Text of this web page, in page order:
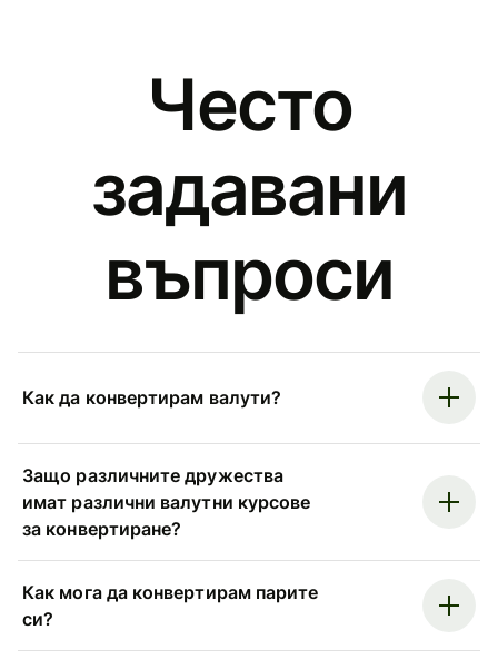
Често
задавани
въпроси
Как да конвертирам валути?
Защо различните дружества
имат различни валутни курсове
за конвертиране?
Как мога да конвертирам парите
си?